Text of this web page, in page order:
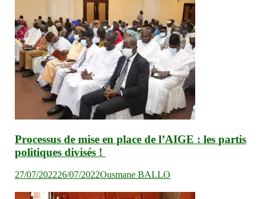
Processus de mise en place de l’AIGE : les partis
politiques divisés !
27/07/202226/07/2022Ousmane BALLO